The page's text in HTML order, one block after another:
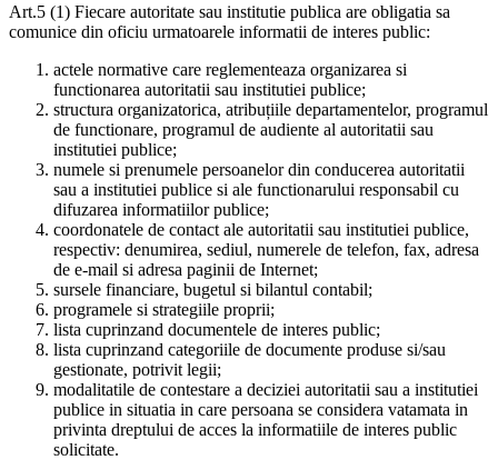
Art.5 (1) Fiecare autoritate sau institutie publica are obligatia sa
comunice din oficiu urmatoarele informatii de interes public:
actele normative care reglementeaza organizarea si
functionarea autoritatii sau institutiei publice;
structura organizatorica, atribuțiile departamentelor, programul
de functionare, programul de audiente al autoritatii sau
institutiei publice;
numele si prenumele persoanelor din conducerea autoritatii
sau a institutiei publice si ale functionarului responsabil cu
difuzarea informatiilor publice;
coordonatele de contact ale autoritatii sau institutiei publice,
respectiv: denumirea, sediul, numerele de telefon, fax, adresa
de e-mail si adresa paginii de Internet;
sursele financiare, bugetul si bilantul contabil;
programele si strategiile proprii;
lista cuprinzand documentele de interes public;
lista cuprinzand categoriile de documente produse si/sau
gestionate, potrivit legii;
modalitatile de contestare a deciziei autoritatii sau a institutiei
publice in situatia in care persoana se considera vatamata in
privinta dreptului de acces la informatiile de interes public
solicitate.